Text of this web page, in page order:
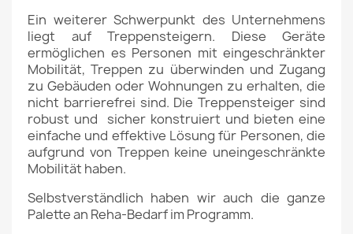
Ein weiterer Schwerpunkt des Unternehmens
liegt auf Treppensteigern. Diese Geräte
ermöglichen es Personen mit eingeschränkter
Mobilität,Treppen zu überwinden und Zugang
zu Gebäuden oder Wohnungen zu erhalten, die
nicht barrierefrei sind. Die Treppensteiger sind
robust und sicher konstruiert und bieten eine
einfache und effektive Lösung für Personen, die
aufgrund von Treppen keine uneingeschränkte
Mobilität haben.
Selbstverständlich haben wir auch die ganze
Palette an Reha-Bedarf im Programm.